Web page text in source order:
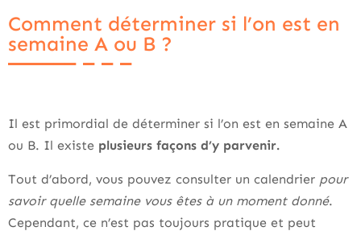
Comment déterminer si l’on est en
semaine A ou B ?
Il est primordial de déterminer si l’on est en semaine A
ou B. Il existe plusieurs façons d’y parvenir.
Tout d’abord, vous pouvez consulter un calendrier pour
savoir quelle semaine vous êtes à un moment donné.
Cependant, ce n’est pas toujours pratique et peut